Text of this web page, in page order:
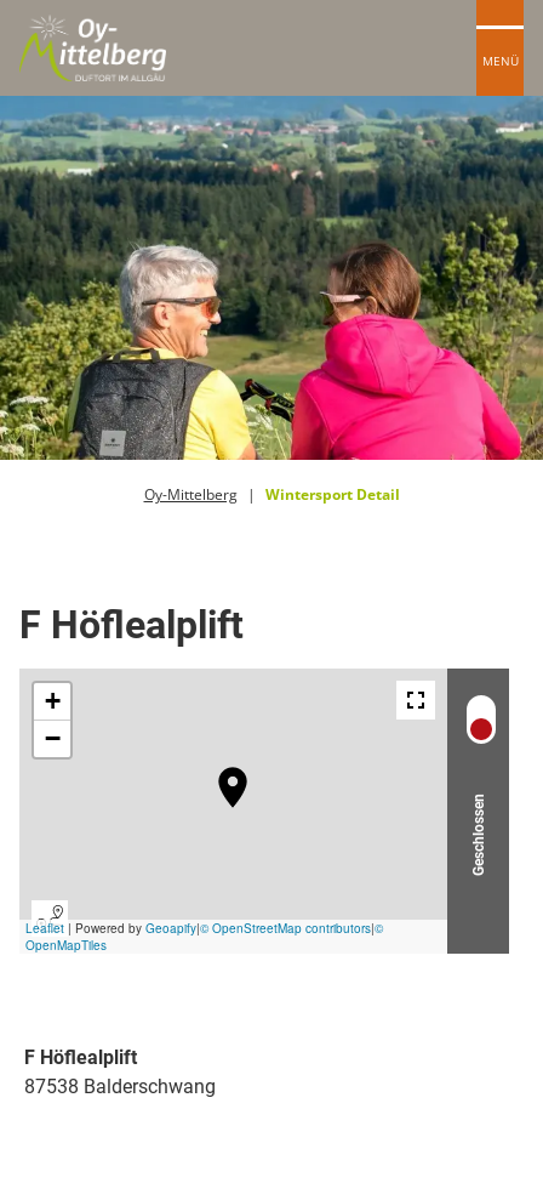
MENÜ
Oy-Mittelberg Wintersport Detail
F Höflealplift
Geschlossen
F Höflealplift
87538 Balderschwang